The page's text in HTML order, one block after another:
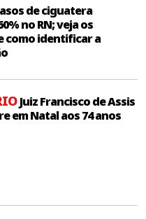
de ciguatera
no RN; veja os
como identificar a
Juiz Francisco de Assis
em Natal aos 74 anos